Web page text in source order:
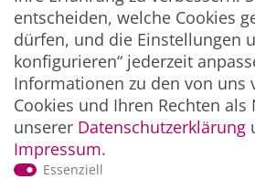
ZAHLUNG & VERSAND
entscheiden, welche Cookies
dürfen, und die Einstellungen
konfigurieren“ jederzeit
Informationen zu den von uns
Cookies und Ihren Rechten
unserer Daten­schutz­erklärung
Impressum.
Essenziell